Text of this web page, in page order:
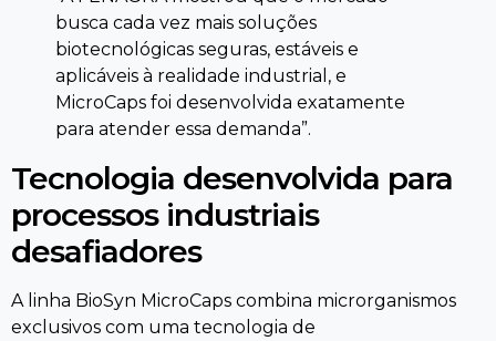
busca cada vez mais soluções
biotecnológicas seguras, estáveis e
aplicáveis à realidade industrial, e
MicroCaps foi desenvolvida exatamente
para atender essa demanda”.
Tecnologia desenvolvida para
processos industriais
desafiadores
A linha BioSyn MicroCaps combina microrganismos
exclusivos com uma tecnologia de